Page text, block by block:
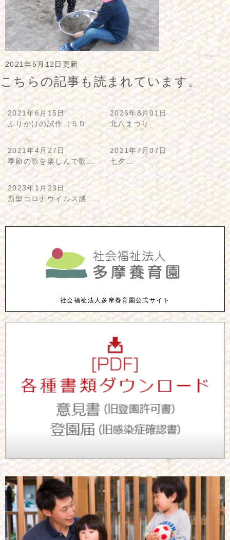
2021年5月12日更新
こちらの記事も読まれています。
2021年6月15日
ふりかけの試作（ＳＤ…
2026年8月01日
北八まつり…
2021年4月27日
季節の歌を楽しんで歌…
2021年7月07日
七夕…
2023年1月23日
新型コロナウイルス感…
社会福祉法人多摩養育園公式サイト